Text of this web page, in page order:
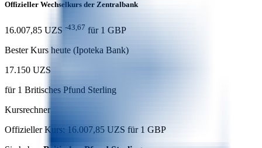
Offizieller Wechselkurs der Zentralbank
16.007,85 UZS -43,67 für1 GBP
Bester Kurs heute (Ipoteka Bank)
17.150 UZS
für1 Britisches Pfund Sterling
Kursrechner
Offizieller Kurs: 16.007,85 UZS für 1 GBP